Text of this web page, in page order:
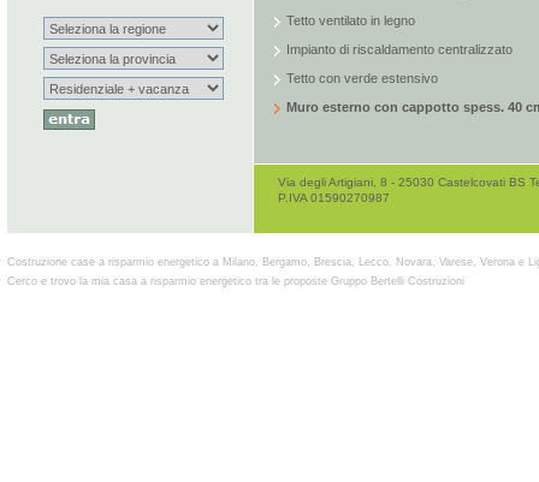
Tetto ventilato in legno
Impianto di riscaldamento centralizzato
Tetto con verde estensivo
Muro esterno con cappotto spess. 40
Via degli Artigiani, 8 - 25030 Castelcovati BS
P.IVA 01590270987
Costruzione case a risparmio energetico a Milano, Bergamo, Brescia, Lecco, Novara, Varese, Verona e
Cerco e trovo la mia casa a risparmio energetico tra le proposte Gruppo Bertelli Costruzioni